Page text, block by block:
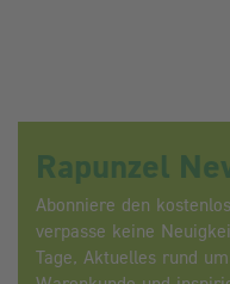
Rapunzel
Abonniere den
verpasse keine
Tage, Aktuelles rund